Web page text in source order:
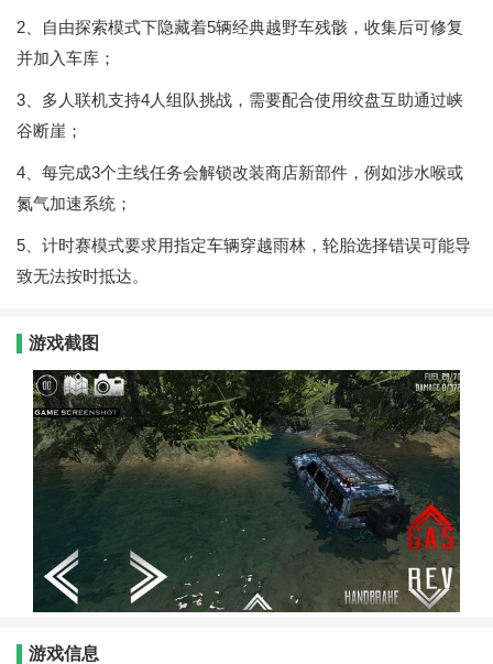
2、自由探索模式下隐藏着5辆经典越野车残骸，收集后可修复
并加入车库；
3、多人联机支持4人组队挑战，需要配合使用绞盘互助通过峡
谷断崖；
4、每完成3个主线任务会解锁改装商店新部件，例如涉水喉或
氮气加速系统；
5、计时赛模式要求用指定车辆穿越雨林，轮胎选择错误可能导
致无法按时抵达。
游戏截图
游戏信息